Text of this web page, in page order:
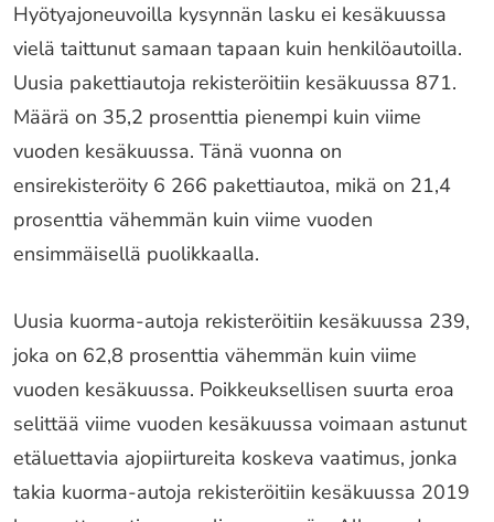
Hyötyajoneuvoilla kysynnän lasku ei kesäkuussa
vielä taittunut samaan tapaan kuin henkilöautoilla.
Uusia pakettiautoja rekisteröitiin kesäkuussa 871.
Määrä on 35,2 prosenttia pienempi kuin viime
vuoden kesäkuussa. Tänä vuonna on
ensirekisteröity 6 266 pakettiautoa, mikä on 21,4
prosenttia vähemmän kuin viime vuoden
ensimmäisellä puolikkaalla.
Uusia kuorma-autoja rekisteröitiin kesäkuussa 239,
joka on 62,8 prosenttia vähemmän kuin viime
vuoden kesäkuussa. Poikkeuksellisen suurta eroa
selittää viime vuoden kesäkuussa voimaan astunut
etäluettavia ajopiirtureita koskeva vaatimus, jonka
takia kuorma-autoja rekisteröitiin kesäkuussa 2019